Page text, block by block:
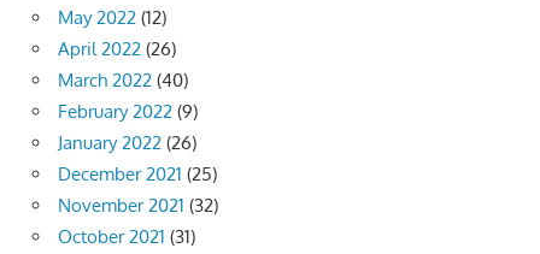
May 2022 (12)
April 2022 (26)
March 2022 (40)
February 2022 (9)
January 2022 (26)
December 2021 (25)
November 2021 (32)
October 2021 (31)